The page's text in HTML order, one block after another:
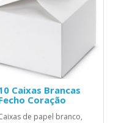
Caixas Brancas
Coração
de papel branco,